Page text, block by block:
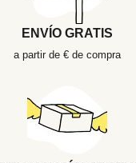
ENVÍO GRATIS
a partir de € de compra